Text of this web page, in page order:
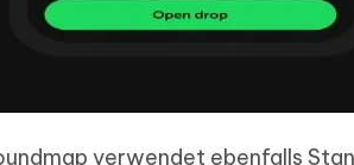
verwendet ebenfalls